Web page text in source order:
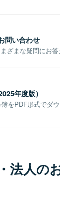
問い合わせ
ざまな疑問にお答
年度版）
をPDF形式でダ
法人の